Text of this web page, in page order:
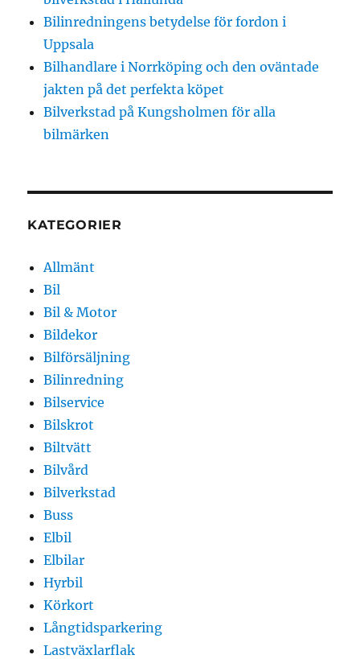
Bilinredningens betydelse för fordon i
Uppsala
Bilhandlare i Norrköping och den oväntade
jakten på det perfekta köpet
Bilverkstad på Kungsholmen för alla
bilmärken
KATEGORIER
Allmänt
Bil
Bil & Motor
Bildekor
Bilförsäljning
Bilinredning
Bilservice
Bilskrot
Biltvätt
Bilvård
Bilverkstad
Buss
Elbil
Elbilar
Hyrbil
Körkort
Långtidsparkering
Lastväxlarflak